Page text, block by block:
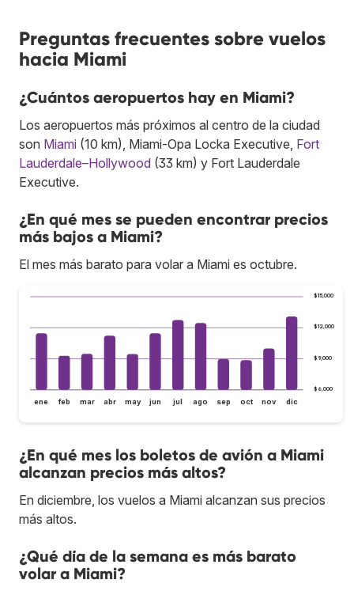
Preguntas frecuentes sobre vuelos
hacia Miami
¿Cuántos aeropuertos hay en Miami?
Los aeropuertos más próximos al centro de la ciudad
son Miami (10 km), Miami-Opa Locka Executive, Fort
Lauderdale–Hollywood (33 km) y Fort Lauderdale
Executive.
¿En qué mes se pueden encontrar precios
más bajos a Miami?
El mes más barato para volar a Miami es octubre.
$6,000
$9,000
$12,000
$15,000
ene feb mar abr may jun jul ago sep oct nov dic
¿En qué mes los boletos de avión a Miami
alcanzan precios más altos?
En diciembre, los vuelos a Miami alcanzan sus precios
más altos.
¿Qué día de la semana es más barato
volar a Miami?